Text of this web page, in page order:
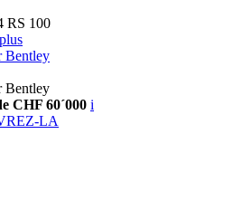
RS 100
Bentley
Bentley
CHF 60´000 i
LA